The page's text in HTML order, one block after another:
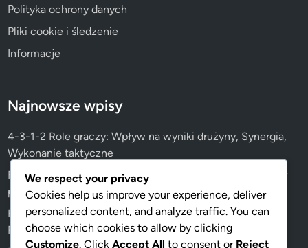
Polityka ochrony danych
Pliki cookie i śledzenie
Informacje
Najnowsze wpisy
4-3-1-2 Role graczy: Wpływ na wyniki drużyny, Synergia,
Wykonanie taktyczne
Formacja 4-3-1-2: Adaptacje młodzieżowe, Wdrożenia w
podstawowym szkoleniu, Strategie coachingowe
Formacja 4-3-1-2: Wpływ wszechstronnych graczy,
Podwójne role, Elastyczność taktyczna
We respect your privacy
Cookies help us improve your experience, deliver
personalized content, and analyze traffic. You can
choose which cookies to allow by clicking
Customize. Click Accept All to consent or Reject